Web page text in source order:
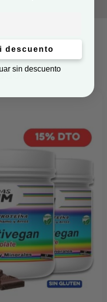
descuento
sin descuento